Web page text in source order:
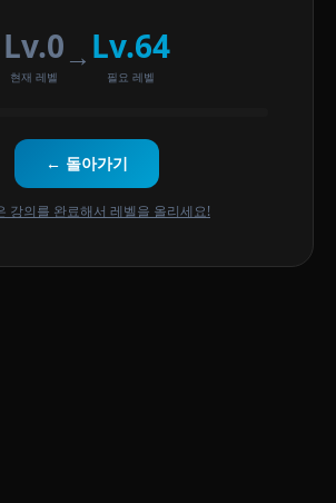
Lv.0
현재 레벨
→ Lv.64
필요 레벨
← 돌아가기
강의를 완료해서 레벨을 올리세요!